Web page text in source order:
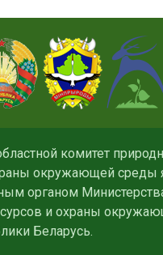
комитет
окружающей среды
органом
и охраны
Беларусь.